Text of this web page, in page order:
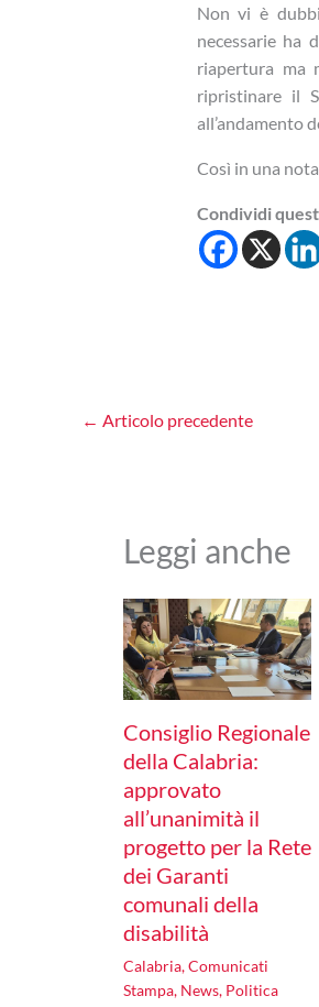
Non vi è
necessarie ha
riapertura ma
ripristinare il
all’andamento
Così in una
Condividi
← Articolo precedente
Leggi anche
Consiglio Regionale
della Calabria:
approvato
all’unanimità il
progetto per la Rete
dei Garanti
comunali della
disabilità
Calabria,Comunicati
Stampa, News, Politica